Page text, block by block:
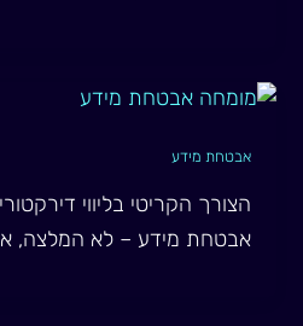
אבטחת מידע
הצורך הקריטי בליווי
אבטחת מידע – לא המלצה,